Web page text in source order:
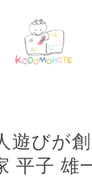
遊びが
平子 雄